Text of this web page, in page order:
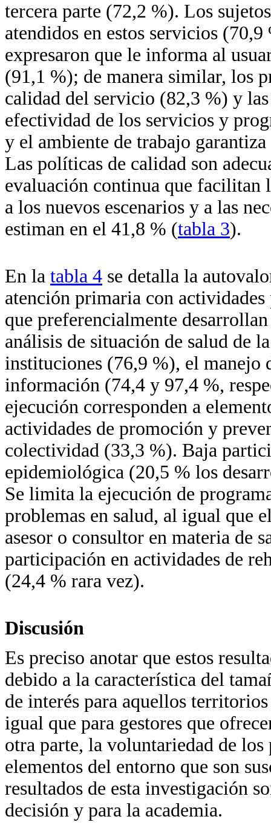
tercera parte (72,2 %). Los
atendidos en estos servicios
expresaron que le informa al
(91,1 %); de manera similar, los
calidad del servicio (82,3 %) y
efectividad de los servicios y
y el ambiente de trabajo
Las políticas de calidad son
evaluación continua que facilitan
a los nuevos escenarios y a las
estiman en el 41,8 % (tabla 3).
En la tabla 4 se detalla la
atención primaria con
que preferencialmente
análisis de situación de salud de
instituciones (76,9 %), el manejo
información (74,4 y 97,4 %,
ejecución corresponden a
actividades de promoción y
colectividad (33,3 %). Baja
epidemiológica (20,5 % los
Se limita la ejecución de
problemas en salud, al igual que
asesor o consultor en materia de
participación en actividades de
(24,4 % rara vez).
Discusión
Es preciso anotar que estos
debido a la característica del
de interés para aquellos
igual que para gestores que
otra parte, la voluntariedad de
elementos del entorno que son
resultados de esta investigación
decisión y para la academia.